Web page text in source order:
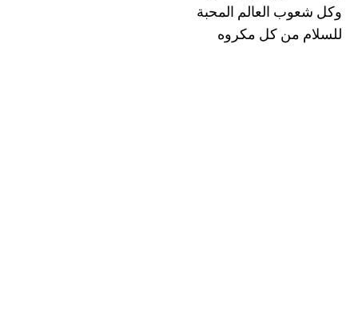
وكل شعوب العالم المحبة
للسلام من كل مكروه